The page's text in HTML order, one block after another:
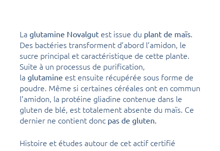
La glutamine Novalgut est issue du plant de maïs.
Des bactéries transforment d’abord l’amidon, le
sucre principal et caractéristique de cette plante.
Suite à un processus de purification,
la glutamine est ensuite récupérée sous forme de
poudre. Même si certaines céréales ont en commun
l’amidon, la protéine gliadine contenue dans le
gluten de blé, est totalement absente du maïs. Ce
dernier ne contient donc pas de gluten.
Histoire et études autour de cet actif certifié